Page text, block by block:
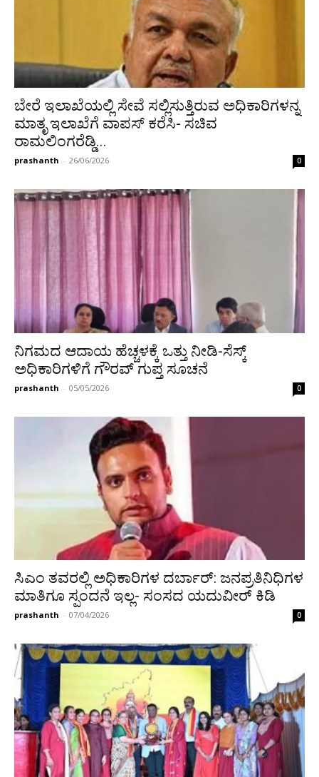
ಬೇರೆ ಇಲಾಖೆಯಲ್ಲಿ ಸೇವೆ ಸಲ್ಲಿಸುತ್ತಿರುವ ಅಧಿಕಾರಿಗಳನ್ನ
ಮಾತೃ ಇಲಾಖೆಗೆ ವಾಪಸ್ ಕರೆಸಿ- ಸಚಿವ
ರಾಮಲಿಂಗರೆಡ್ಡಿ...
prashanth - 26/06/2026 0
ನಿಗಮದ ಆದಾಯ ಹೆಚ್ಚಳಕ್ಕೆ ಒತ್ತು ನೀಡಿ-ಸೆಸ್ಕ್
ಅಧಿಕಾರಿಗಳಿಗೆ ಗೌರವ್ ಗುಪ್ತ ಸೂಚನೆ
prashanth - 05/05/2026 0
ಸಿಎಂ ತವರಲ್ಲಿ ಅಧಿಕಾರಿಗಳ ದರ್ಬಾರ್: ಜನಪ್ರತಿನಿಧಿಗಳ
ಮಾತಿಗೂ ಸ್ಪಂದನೆ ಇಲ್ಲ- ಸಂಸದ ಯದುವೀರ್ ಕಿಡಿ
prashanth - 07/04/2026 0